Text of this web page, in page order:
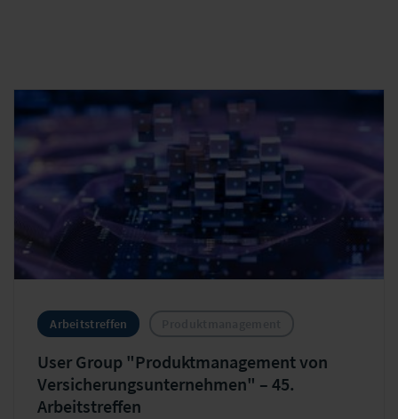
Arbeitstreffen
User Group "Produktmanagement von
Versicherungsunternehmen" – 45.
Arbeitstreffen